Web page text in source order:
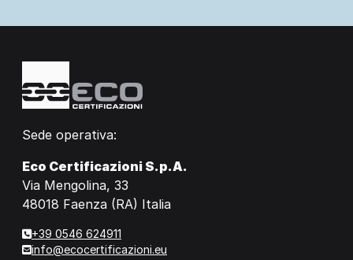
Sede operativa:
Eco Certificazioni S.p.A.
Via Mengolina, 33
48018 Faenza (RA) Italia
+39 0546 624911
info@ecocertificazioni.eu